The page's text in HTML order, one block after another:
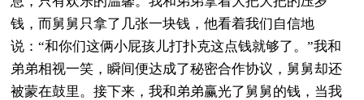
钱，而舅舅只拿了几张一块钱，他看着我们自信地
说：“和你们这俩小屁孩儿打扑克这点钱就够了。”我和
弟弟相视一笑，瞬间便达成了秘密合作协议，舅舅却还
被蒙在鼓里。接下来，我和弟弟赢光了舅舅的钱，当我